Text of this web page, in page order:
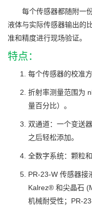
每个传感器都随附一
液体与实际传感器输出的
准和精度进行现场验证。
特点：
每个传感器的校准
折射率测量范围为
量百分比）。
双通道：一个变送
之后轻松添加。
全数字系统：颗粒
PR-23-W 传感器接
Kalrez® 和尖晶石
机械耐受性；PR-